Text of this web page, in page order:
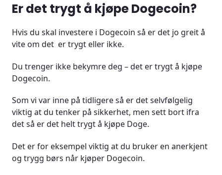
Er det trygt å kjøpe Dogecoin?
Hvis du skal investere i Dogecoin så er det jo greit å
vite om det er trygt eller ikke.
Du trenger ikke bekymre deg – det er trygt å kjøpe
Dogecoin.
Som vi var inne på tidligere så er det selvfølgelig
viktig at du tenker på sikkerhet, men sett bort ifra
det så er det helt trygt å kjøpe Doge.
Det er for eksempel viktig at du bruker en anerkjent
og trygg børs når kjøper Dogecoin.